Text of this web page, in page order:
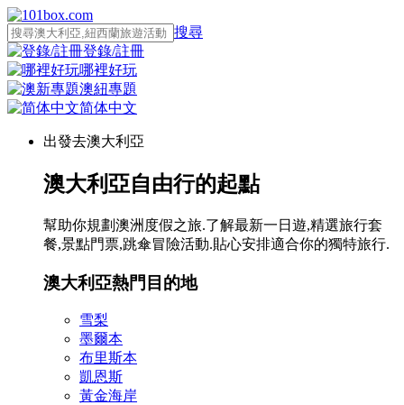
搜尋
登錄/註冊
哪裡好玩
澳紐專題
简体中文
出發去澳大利亞
澳大利亞自由行的起點
幫助你規劃澳洲度假之旅.了解最新一日遊,精選旅行套
餐,景點門票,跳傘冒險活動.貼心安排適合你的獨特旅行.
澳大利亞熱門目的地
雪梨
墨爾本
布里斯本
凱恩斯
黃金海岸